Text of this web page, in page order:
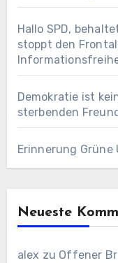
Hallo SPD,
stoppt den
Demokratie ist
sterbenden
Erinnerung
Neueste
alex zu Offener